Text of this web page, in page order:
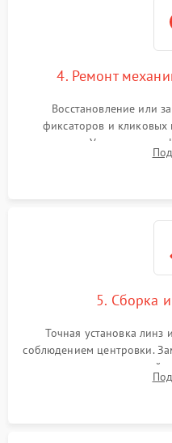
4. Ремонт
Восстановление или
фиксаторов и
поправок. Устранение
поврежденных линз,
5. Сборка
Точная установка
соблюдением центровки.
нанесение влагозащитной
и заполнение его